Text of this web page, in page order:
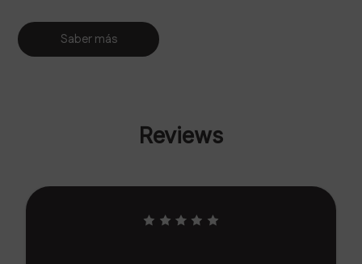
Saber más
Reviews